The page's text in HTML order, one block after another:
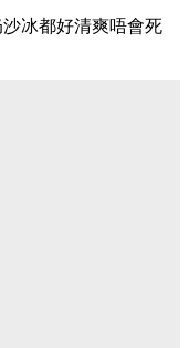
冰都好清爽唔會死